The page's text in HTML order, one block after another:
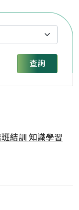
查詢
結訓 知識學習